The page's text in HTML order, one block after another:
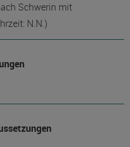
Schwerin mit
N.N.)